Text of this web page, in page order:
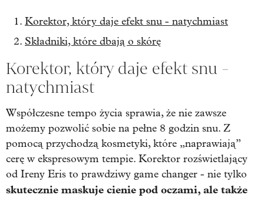
Korektor, który daje efekt snu - natychmiast
Składniki, które dbają o skórę
Korektor, który daje efekt snu -
natychmiast
Współczesne tempo życia sprawia, że nie zawsze
możemy pozwolić sobie na pełne 8 godzin snu. Z
pomocą przychodzą kosmetyki, które „naprawiają”
cerę w ekspresowym tempie. Korektor rozświetlający
od Ireny Eris to prawdziwy game changer - nie tylko
skutecznie maskuje cienie pod oczami, ale także